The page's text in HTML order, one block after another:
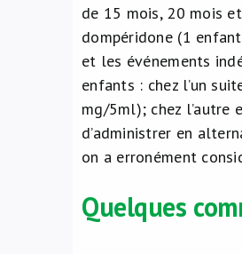
de 15 mois, 20 mois
dompéridone (1
et les événements
enfants : chez l’un
mg/5ml); chez l’autre
d’administrer en
on a erronément
Quelques